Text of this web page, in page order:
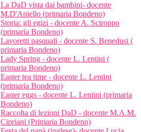
La DaD vista dai bambini- docente
M.D'Aniello (primaria Bondeno)
Storia: gli egizi - docente A. Sciroppo
(primaria Bondeno)
Lavoretti pasquali - docente S. Benedusi (
primaria Bondeno)
Lady Spring - docente L. Lentini (
primaria Bondeno)
Easter tea time - docente L. Lentini
(primaria Bondeno)
Easter eggs - docente L. Lentini (primaria
Bondeno)
Raccolta di lezioni DaD - docente M.A.M.
Cipriani (Primaria Bondeno)